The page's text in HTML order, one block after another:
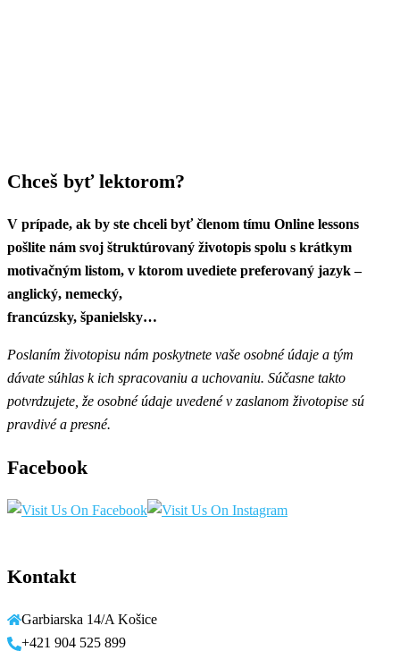
Chceš byť lektorom?
V prípade, ak by ste chceli byť členom tímu Online lessons
pošlite nám svoj štruktúrovaný životopis spolu s krátkym
motivačným listom, v ktorom uvediete preferovaný jazyk –
anglický, nemecký,
francúzsky, španielsky…
Poslaním životopisu nám poskytnete vaše osobné údaje a tým
dávate súhlas k ich spracovaniu a uchovaniu. Súčasne takto
potvrdzujete, že osobné údaje uvedené v zaslanom životopise sú
pravdivé a presné.
Facebook
Kontakt
Garbiarska 14/A Košice
+421 904 525 899